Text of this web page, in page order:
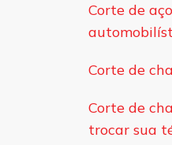
Corte de
Corte de
Corte de
trocar sua